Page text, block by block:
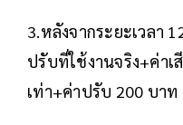
3.หลังจากระยะเวลา
ปรับที่ใช้งานจริง+ค่าเ
เท่า+ค่าปรับ 200 บาท